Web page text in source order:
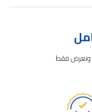
ونعرض فقط